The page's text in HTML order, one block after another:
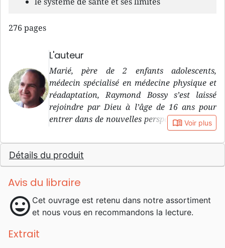
276 pages
L'auteur
Marié, père de 2 enfants adolescents,
médecin spécialisé en médecine physique et
réadaptation, Raymond Bossy s’est laissé
rejoindre par Dieu à l’âge de 16 ans pour
entrer dans de nouvelles perspectives de vie.
Dès lors il cherche à vivre au quotidien ce
que Dieu nous offre et souhaite pour nous et
nos proches. Dans ce sens, il a commencé à
explorer la signification de la santé, de la
maladie et de la guérison dans la Bible
book_open Voir plus
Détails du produit
Avis du libraire
mood Cet ouvrage est retenu dans notre assortiment
et nous vous en recommandons la lecture.
Extrait